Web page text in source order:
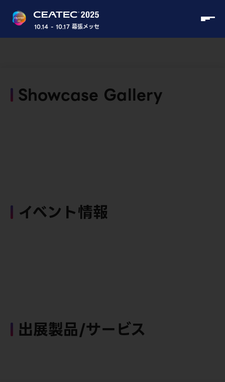
10.14 - 10.17 幕張メッセ
Showcase Gallery
イベント情報
出展製品/サービス